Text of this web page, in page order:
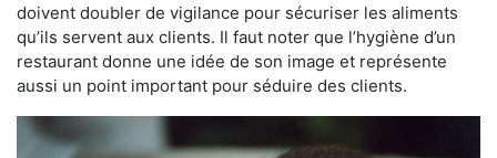
doivent doubler de vigilance pour sécuriser les aliments
qu’ils servent aux clients. Il faut noter que l’hygiène d’un
restaurant donne une idée de son image et représente
aussi un point important pour séduire des clients.